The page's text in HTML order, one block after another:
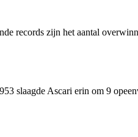
records zijn het aantal
slaagde Ascari erin om 9